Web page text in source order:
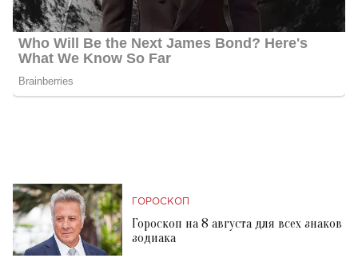
ГОРОСКОП
Гороскоп на 8 августа для всех знаков
зодиака